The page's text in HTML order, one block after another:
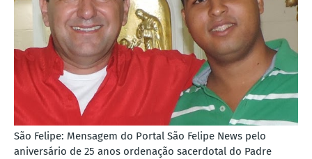
São Felipe: Mensagem do Portal São Felipe News pelo
aniversário de 25 anos ordenação sacerdotal do Padre